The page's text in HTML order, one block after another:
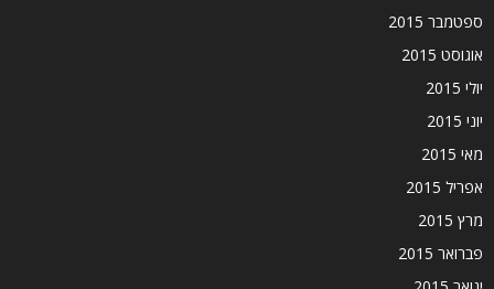
ספטמבר 2015
אוגוסט 2015
יולי 2015
יוני 2015
מאי 2015
אפריל 2015
מרץ 2015
פברואר 2015